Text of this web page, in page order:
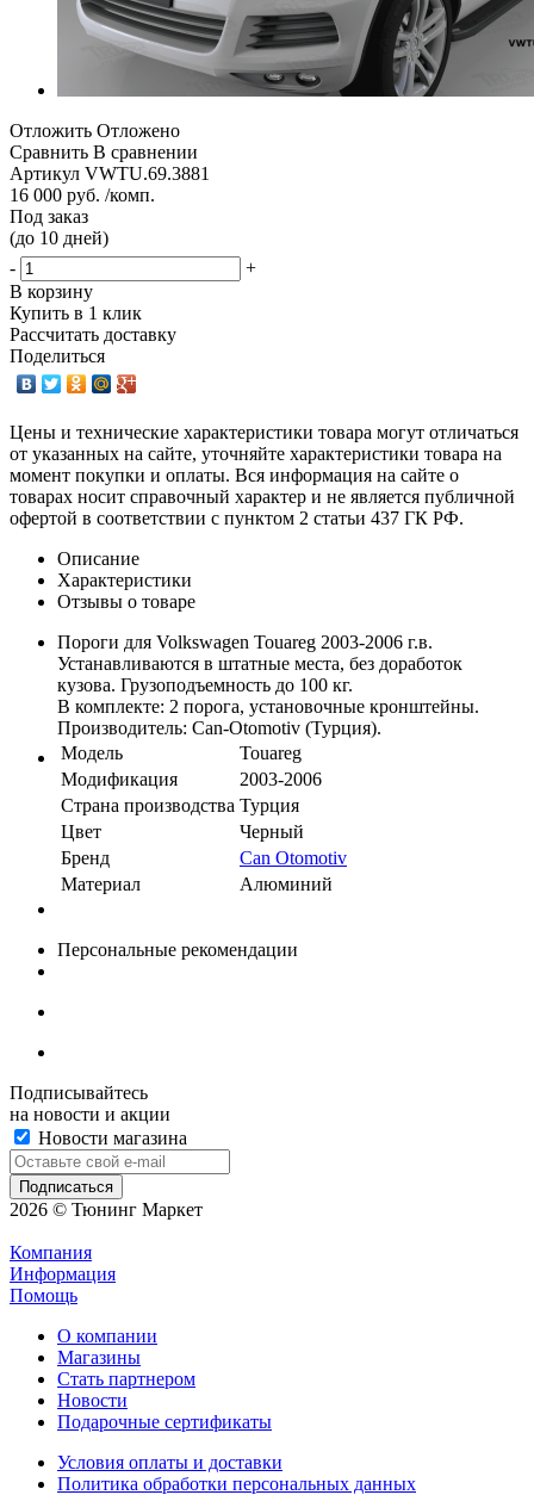
Отложить Отложено
Сравнить В сравнении
Артикул VWTU.69.3881
16 000 руб. /комп.
Под заказ
(до 10 дней)
-
+
В корзину
Купить в 1 клик
Рассчитать доставку
Поделиться
Цены и технические характеристики товара могут отличаться
от указанных на сайте, уточняйте характеристики товара на
момент покупки и оплаты. Вся информация на сайте о
товарах носит справочный характер и не является публичной
офертой в соответствии с пунктом 2 статьи 437 ГК РФ.
Описание
Характеристики
Отзывы о товаре
Пороги для Volkswagen Touareg 2003-2006 г.в.
Устанавливаются в штатные места, без доработок
кузова. Грузоподъемность до 100 кг.
В комплекте: 2 порога, установочные кронштейны.
Производитель: Can-Otomotiv (Турция).
Модель
Touareg
Модификация
2003-2006
Страна производства Турция
Цвет
Черный
Бренд
Can Otomotiv
Материал
Алюминий
Персональные рекомендации
Подписывайтесь
на новости и акции
Новости магазина
2026 © Тюнинг Маркет
Компания
Информация
Помощь
О компании
Магазины
Стать партнером
Новости
Подарочные сертификаты
Условия оплаты и доставки
Политика обработки персональных данных